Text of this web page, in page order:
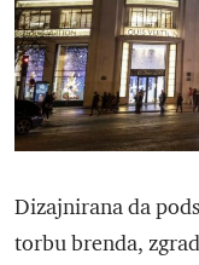
Dizajnirana da
torbu brenda,